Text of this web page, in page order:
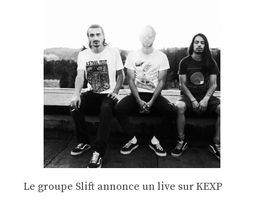
Le groupe Slift annonce un live sur KEXP